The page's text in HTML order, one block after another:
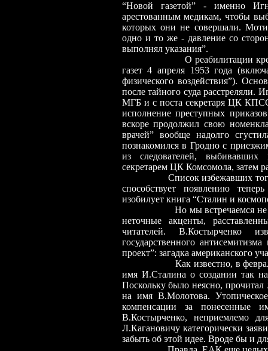
“Новой газетой” -именно
арестованным медикам, чтобы
которых они не совершали.
одно и то же -давление со
выполнял указания”.
О реабилитации
газет 4 апреля 1953 года
физического воздействия”).
после тайного суда расстреляли.
МГБ и с поста секретаря ЦК
исполнение преступных
вскоре продолжил свою
врачей” вообще надолго
познакомился в Гродно с
из следователей, выбивавших
секретарем ЦК Комсомола, затем
Список избежавших
способствует появлению
изобилует книга “Сталин и
Но мы встречаемся
неточные акценты,
читателей. В.Костырченко
государственного
проект”: загадка американского
Как известно, в
имя И.Сталина о создании так
Поскольку было неясно,
на имя В.Молотова.
компенсации за
В.Костырченко, неприемлемо
Л.Кагановичу категорически
забыть об этой идее. Вроде бы и